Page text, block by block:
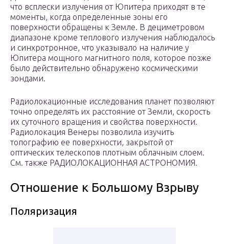
что всплески излучения от Юпитера приходят в те
моменты, когда определенные зоны его
поверхности обращены к Земле. В дециметровом
диапазоне кроме теплового излучения наблюдалось
и синхротронное, что указывало на наличие у
Юпитера мощного магнитного поля, которое позже
было действительно обнаружено космическими
зондами.
Радиолокационные исследования планет позволяют
точно определять их расстояние от Земли, скорость
их суточного вращения и свойства поверхности.
Радиолокация Венеры позволила изучить
топографию ее поверхности, закрытой от
оптических телескопов плотным облачным слоем.
См. также РАДИОЛОКАЦИОННАЯ АСТРОНОМИЯ.
Отношение к Большому Взрыву
Поляризация